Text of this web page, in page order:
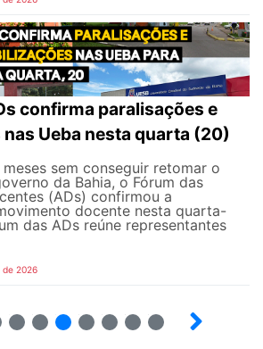
confirma paralisações e
Ueba nesta quarta (20)
sem conseguir retomar o
da Bahia, o Fórum das
(ADs) confirmou a
docente nesta quarta-
das ADs reúne representantes
de 2026